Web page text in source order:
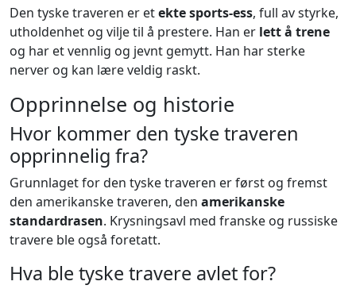
Den tyske traveren er etekte sports-ess, full av styrke,
utholdenhet og vilje til å prestere. Han er lett å trene
og har et vennlig og jevnt gemytt. Han har sterke
nerver og kan lære veldig raskt.
Opprinnelse og historie
Hvor kommer den tyske traveren
opprinnelig fra?
Grunnlaget for den tyske traveren er først og fremst
den amerikanske traveren, den amerikanske
standardrasen. Krysningsavl med franske og russiske
travere ble også foretatt.
Hva ble tyske travere avlet for?